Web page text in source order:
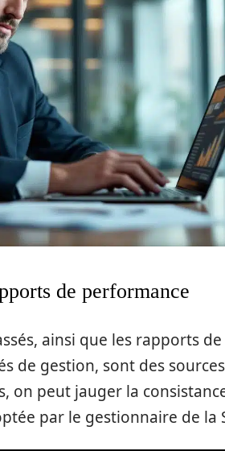
de performance
ainsi que les rapports
de gestion, sont des
on peut jauger la
par le gestionnaire de la